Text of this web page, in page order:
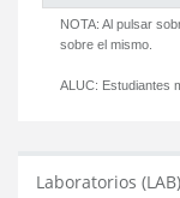
NOTA: Al pulsar
sobre el mismo.
ALUC: Estudiantes
Laboratorios (LAB)